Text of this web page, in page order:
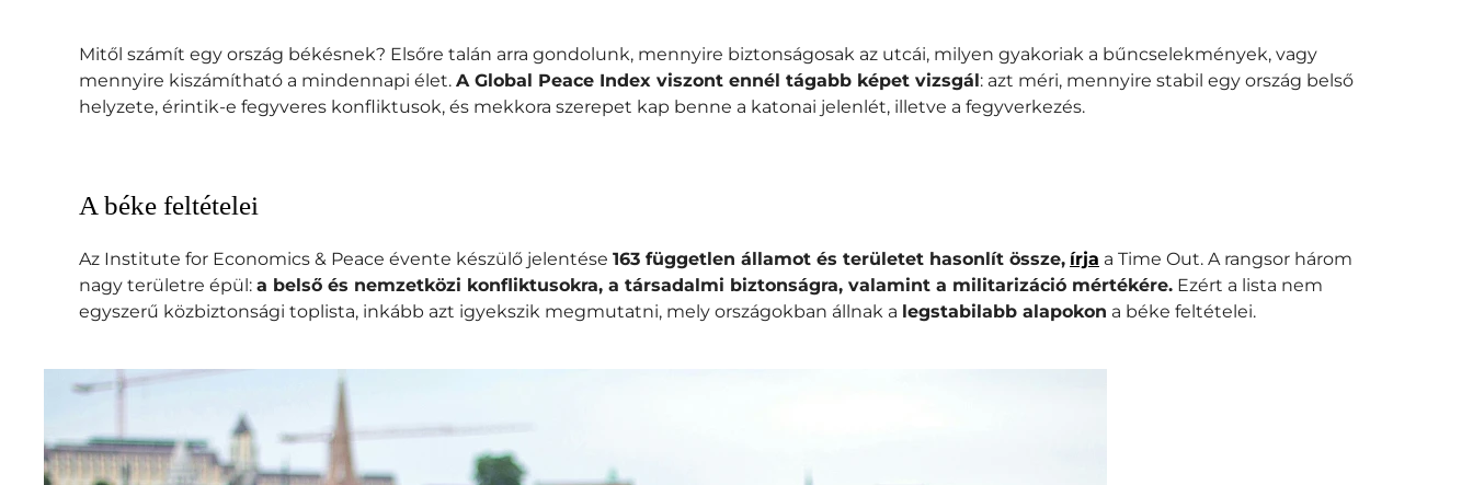
Mitől számít egy ország békésnek? Elsőre talán arra gondolunk, mennyire biztonságosak az utcái, milyen gyakoriak a bűncselekmények, vagy
mennyire kiszámítható a mindennapi élet. A Global Peace Index viszont ennél tágabb képet vizsgál: azt méri, mennyire stabil egy ország belső
helyzete, érintik-e fegyveres konfliktusok, és mekkora szerepet kap benne a katonai jelenlét, illetve a fegyverkezés.
A béke feltételei
Az Institute for Economics & Peace évente készülő jelentése 163 független államot és területet hasonlít össze, írja a Time Out. A rangsor három
nagy területre épül: a belső és nemzetközi konfliktusokra, a társadalmi biztonságra, valamint a militarizáció mértékére. Ezért a lista nem
egyszerű közbiztonsági toplista, inkább azt igyekszik megmutatni, mely országokban állnak a legstabilabb alapokon a béke feltételei.